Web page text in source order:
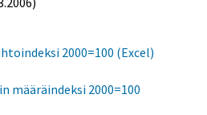
2000=100 (Excel)
määräindeksi 2000=100